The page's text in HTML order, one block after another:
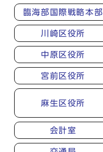
臨海部国際戦略本部
川崎区役所
中原区役所
宮前区役所
麻生区役所
会計室